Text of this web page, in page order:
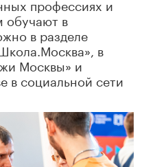
обучают в
в разделе
в
Москвы» и
в социальной сети